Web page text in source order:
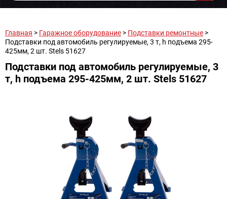
Главная > Гаражное оборудование > Подставки ремонтные >
Подставки под автомобиль регулируемые, 3 т, h подъема 295-
425мм, 2 шт. Stels 51627
Подставки под автомобиль регулируемые, 3
т, h подъема 295-425мм, 2 шт. Stels 51627